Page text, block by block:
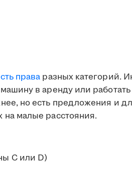
права разных категорий.
в аренду или работать
но есть предложения и
на малые расстояния.
C или D)